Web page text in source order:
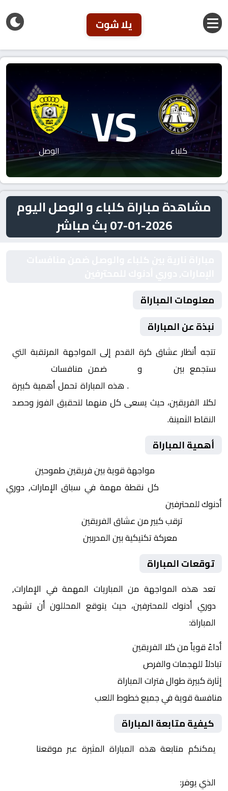
يلا شوت
كلباء VS الوصل
مشاهدة مباراة كلباء و الوصل اليوم
2026-01-07 بث مباشر
معلومات المباراة
نبذة عن المباراة
تتجه أنظار عشاق كرة القدم إلى المواجهة المرتقبة التي
ستجمع بين
و ضمن منافسات
. هذه المباراة تحمل أهمية كبيرة
لكلا الفريقين، حيث يسعى كل منهما لتحقيق الفوز وحصد
النقاط الثمينة.
أهمية المباراة
مواجهة قوية بين فريقين طموحين
كل نقطة مهمة في سباق الإمارات, دوري
أدنوك للمحترفين
ترقب كبير من عشاق الفريقين
معركة تكتيكية بين المدربين
توقعات المباراة
تعد هذه المواجهة من المباريات المهمة في الإمارات,
دوري أدنوك للمحترفين، حيث يتوقع المحللون أن تشهد
المباراة:
أداءً قوياً من كلا الفريقين
تبادلاً للهجمات والفرص
إثارة كبيرة طوال فترات المباراة
منافسة قوية في جميع خطوط اللعب
كيفية متابعة المباراة
يمكنكم متابعة هذه المباراة المثيرة عبر موقعنا
الذي يوفر: